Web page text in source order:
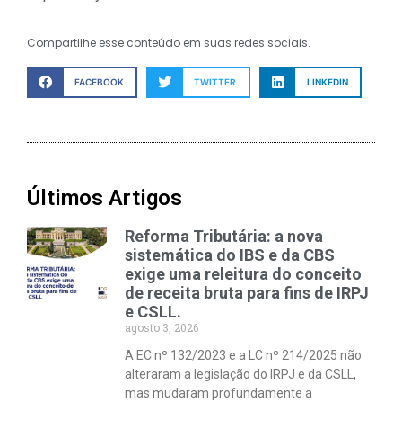
Compartilhe esse conteúdo em suas redes sociais.
FACEBOOK TWITTER LINKEDIN
Últimos Artigos
Reforma Tributária: a nova
sistemática do IBS e da CBS
exige uma releitura do conceito
de receita bruta para fins de IRPJ
e CSLL.
agosto 3, 2026
A EC nº 132/2023 e a LC nº 214/2025 não
alteraram a legislação do IRPJ e da CSLL,
mas mudaram profundamente a